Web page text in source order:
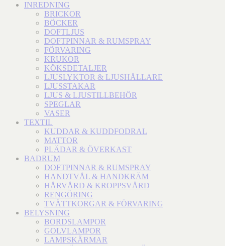
INREDNING
BRICKOR
BÖCKER
DOFTLJUS
DOFTPINNAR & RUMSPRAY
FÖRVARING
KRUKOR
KÖKSDETALJER
LJUSLYKTOR & LJUSHÅLLARE
LJUSSTAKAR
LJUS & LJUSTILLBEHÖR
SPEGLAR
VASER
TEXTIL
KUDDAR & KUDDFODRAL
MATTOR
PLÄDAR & ÖVERKAST
BADRUM
DOFTPINNAR & RUMSPRAY
HANDTVÅL & HANDKRÄM
HÅRVÅRD & KROPPSVÅRD
RENGÖRING
TVÄTTKORGAR & FÖRVARING
BELYSNING
BORDSLAMPOR
GOLVLAMPOR
LAMPSKÄRMAR